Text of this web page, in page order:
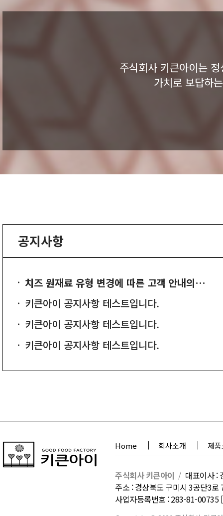
주식회사 키큰아이는
가치로 보답하
공지사항
치즈 원재료 유형 변경에 따른 고객 안내의…
키큰아이 공지사항 테스트입니다.
키큰아이 공지사항 테스트입니다.
키큰아이 공지사항 테스트입니다.
Home 회사소개 제
주식회사 키큰아이 / 대표이사 :
주소 : 경상북도 구미시 3공단3
사업자등록번호 : 283-81-00735